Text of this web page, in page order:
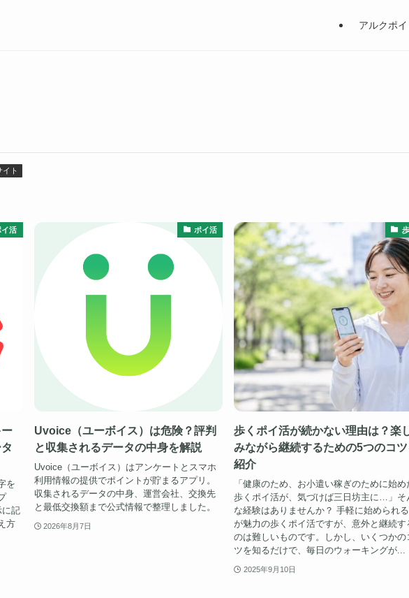
アルクポ
イト
イ活
を
に記
方
ポイ活
Uvoice（ユーボイス）は危険？評判
と収集されるデータの中身を解説
Uvoice（ユーボイス）はアンケートとスマホ
利用情報の提供でポイントが貯まるアプリ。
収集されるデータの中身、運営会社、交換先
と最低交換額まで公式情報で整理しました。
2026年8月7日
歩くポイ活が続かない理由は？楽
みながら継続するための5つのコツ
紹介
「健康のため、お小遣い稼ぎのために始め
歩くポイ活が、気づけば三日坊主に…」そ
な経験はありませんか？ 手軽に始められ
が魅力の歩くポイ活ですが、意外と継続す
のは難しいものです。しかし、いくつかの
ツを知るだけで、毎日のウォーキングが...
2025年9月10日